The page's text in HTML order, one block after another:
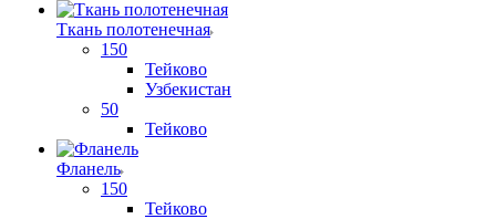
Ткань полотенечная
150
Тейково
Узбекистан
50
Тейково
Фланель
150
Тейково